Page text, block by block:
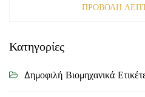
ΠΡΟΒΟΛΗ
Κατηγορίες
Δημοφιλή Βιομηχανικά